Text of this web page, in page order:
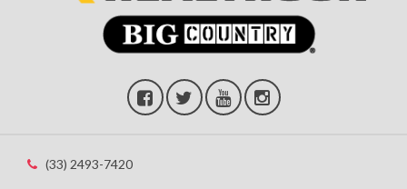
(33) 2493-7420